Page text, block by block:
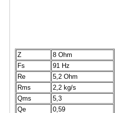
Z
8 Ohm
Fs
91 Hz
Re
5,2 Ohm
Rms
2,2 kg/s
Qms
5,3
Qe
0,59